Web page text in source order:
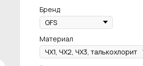
Бренд
Материал